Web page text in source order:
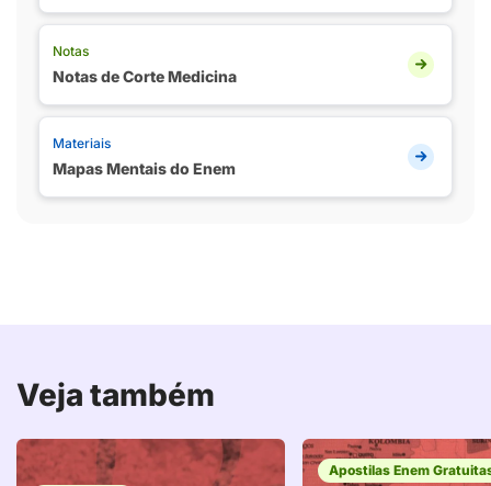
Notas
Notas de Corte Medicina
Materiais
Mapas Mentais do Enem
Veja também
Apostilas Enem